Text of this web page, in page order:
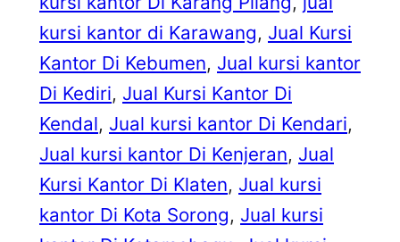
kursi kantor di Karawang, Jual Kursi
Kantor Di Kebumen, Jual kursi kantor
Di Kediri, Jual Kursi Kantor Di
Kendal, Jual kursi kantor Di Kendari
Jual kursi kantor Di Kenjeran, Jual
Kursi Kantor Di Klaten, Jual kursi
kantor Di Kota Sorong, Jual kursi